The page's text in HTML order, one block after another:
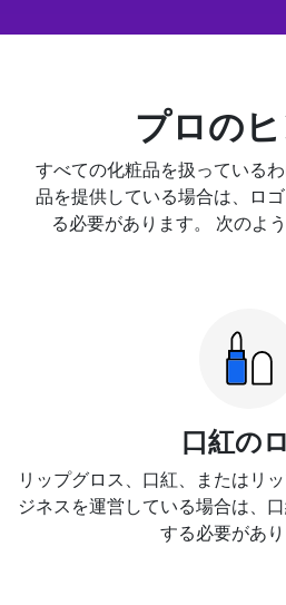
プロの
すべての化粧品を扱っている
品を提供している場合は、ロ
る必要があります。 次のよ
口紅の
リップグロス、口紅、またはリ
ジネスを運営している場合は、
する必要があり